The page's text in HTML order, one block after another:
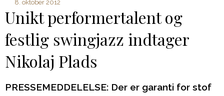
8. oktober 2012
Unikt performertalent og
festlig swingjazz indtager
Nikolaj Plads
PRESSEMEDDELELSE: Der er garanti for stof